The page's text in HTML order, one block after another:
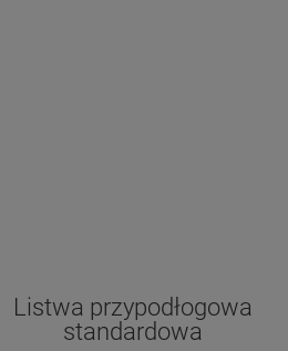
Listwa przypodłogowa
standardowa